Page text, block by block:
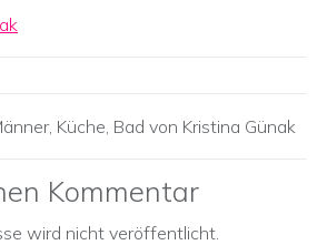
Küche, Bad von Kristina Günak
Kommentar
wird nicht veröffentlicht.